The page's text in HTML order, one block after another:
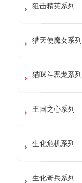
狙击精英系列
猎天使魔女系列
猫咪斗恶龙系列
王国之心系列
生化危机系列
生化奇兵系列